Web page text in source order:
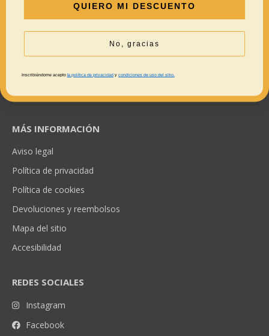
Tienda
Conócenos
Contacto
MÁS INFORMACIÓN
Aviso legal
Política de privacidad
Política de cookies
Devoluciones y reembolsos
Mapa del sitio
Accesibilidad
REDES SOCIALES
Instagram
Facebook
QUIERO MI DESCUENTO
No, gracias
Inscribiéndome acepto la política de privacidad ycondiciones de uso del sitio.